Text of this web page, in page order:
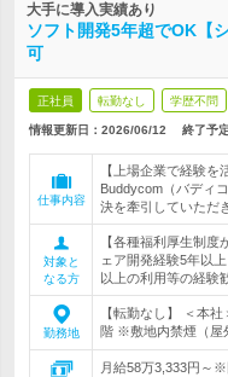
大手に導入実績あり
ソフト開発5年超でOK【
可
正社員 転勤なし 学歴不問
情報更新日：2026/06/12 終了予
仕事内容
【上場企業で経験を
Buddycom（バディ
決を牽引していただ
対象と
なる方
【各種福利厚生制
ェア開発経験5年以
以上の利用等の経験
勤務地
【転勤なし】 ＜本
階 ※敷地内禁煙（屋
月給58万3,333円～※